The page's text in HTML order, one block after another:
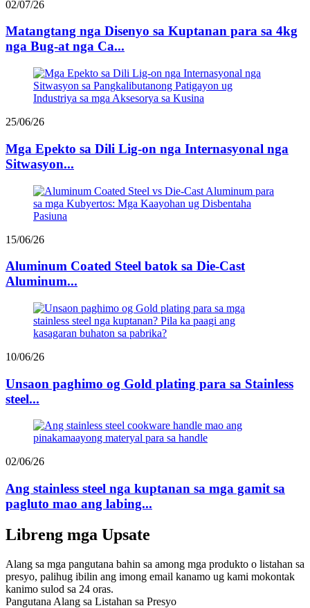
02/07/26
Matangtang nga Disenyo sa Kuptanan para sa 4kg
nga Bug-at nga Ca...
25/06/26
Mga Epekto sa Dili Lig-on nga Internasyonal nga
Sitwasyon...
15/06/26
Aluminum Coated Steel batok sa Die-Cast
Aluminum...
10/06/26
Unsaon paghimo og Gold plating para sa Stainless
steel...
02/06/26
Ang stainless steel nga kuptanan sa mga gamit sa
pagluto mao ang labing...
Libreng mga Upsate
Alang sa mga pangutana bahin sa among mga produkto o listahan sa
presyo, palihug ibilin ang imong email kanamo ug kami mokontak
kanimo sulod sa 24 oras.
Pangutana Alang sa Listahan sa Presyo